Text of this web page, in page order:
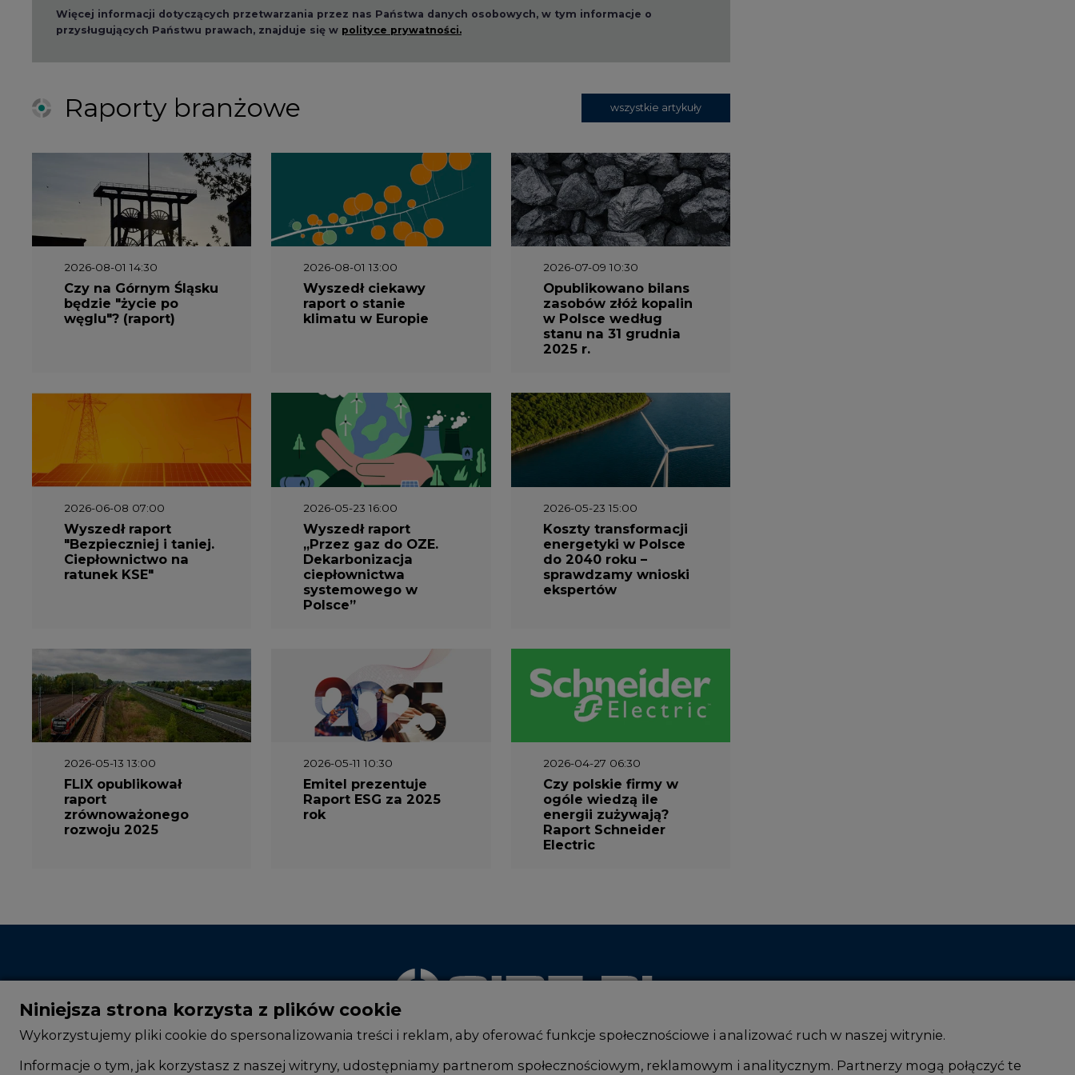
2026-08-01 14:30
Czy na Górnym Śląsku
będzie "życie po
węglu"? (raport)
2026-08-01 13:00
Wyszedł ciekawy
raport o stanie
klimatu w Europie
2026-07-09 10:30
Opublikowano bilans
zasobów złóż kopalin
w Polsce według
stanu na 31 grudnia
2025 r.
2026-06-08 07:00
Wyszedł raport
"Bezpieczniej i taniej.
Ciepłownictwo na
ratunek KSE"
2026-05-23 16:00
Wyszedł raport
„Przez gaz do OZE.
Dekarbonizacja
ciepłownictwa
systemowego w
Polsce”
Koszty transformacji
energetyki w Polsce
do 2040 roku –
sprawdzamy wnioski
ekspertów
2026-05-13 13:00
FLIX opublikował
raport
zrównoważonego
rozwoju 2025
2026-05-11 10:30
Emitel prezentuje
Raport ESG za 2025
rok
Czy polskie firmy w
ogóle wiedzą ile
energii zużywają?
Raport Schneider
Electric
Niniejsza strona korzysta z plików cookie
Wykorzystujemy pliki cookie do spersonalizowania treści i reklam, aby oferować funkcje społecznościowe i analizować ruch w naszej witrynie.
Informacje o tym, jak korzystasz z naszej witryny, udostępniamy partnerom społecznościowym, reklamowym i analitycznym. Partnerzy mogą połączyć te